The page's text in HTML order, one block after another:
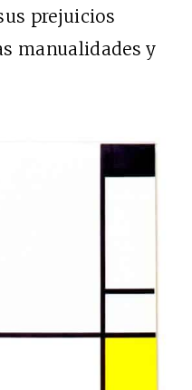
prejuicios
manualidades y